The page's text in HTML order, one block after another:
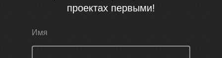
проектах первыми!
Имя